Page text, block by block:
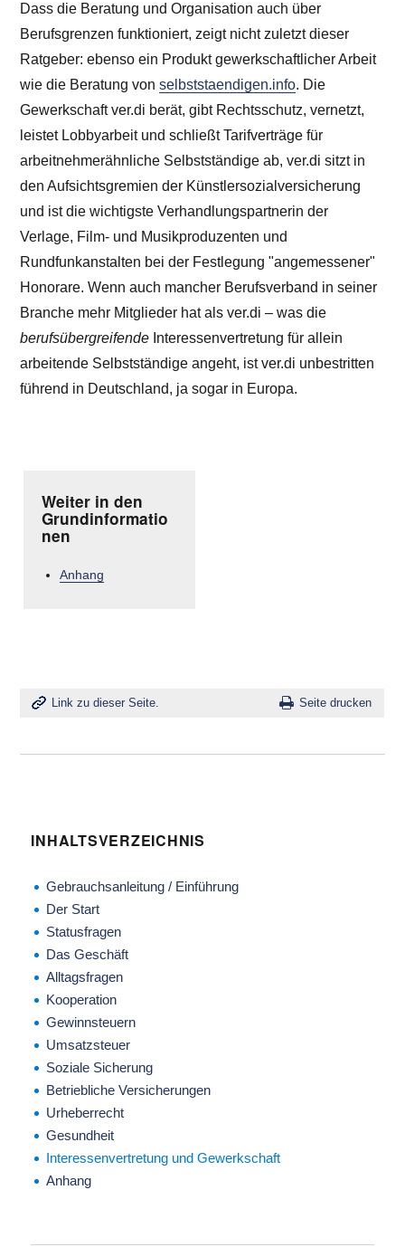
Dass die Beratung und Organisation auch über
Berufsgrenzen funktioniert, zeigt nicht zuletzt dieser
Ratgeber: ebenso ein Produkt gewerkschaftlicher Arbeit
wie die Beratung vonselbststaendigen.info. Die
Gewerkschaft ver.di berät, gibt Rechtsschutz, vernetzt,
leistet Lobbyarbeit und schließt Tarifverträge für
arbeitnehmerähnliche Selbstständige ab, ver.di sitzt in
den Aufsichtsgremien der Künstlersozialversicherung
und ist die wichtigste Verhandlungspartnerin der
Verlage, Film- und Musikproduzenten und
Rundfunkanstalten bei der Festlegung "angemessener"
Honorare. Wenn auch mancher Berufsverband in seiner
Branche mehr Mitglieder hat als ver.di – was die
berufsübergreifende Interessenvertretung für allein
arbeitende Selbstständige angeht, ist ver.di unbestritten
führend in Deutschland, ja sogar in Europa.
Weiter in den
Grundinformatio
nen
Anhang
Link zu dieser Seite. Seite drucken
INHALTSVERZEICHNIS
Gebrauchsanleitung / Einführung
Der Start
Statusfragen
Das Geschäft
Alltagsfragen
Kooperation
Gewinnsteuern
Umsatzsteuer
Soziale Sicherung
Betriebliche Versicherungen
Urheberrecht
Gesundheit
Interessenvertretung und Gewerkschaft
Anhang